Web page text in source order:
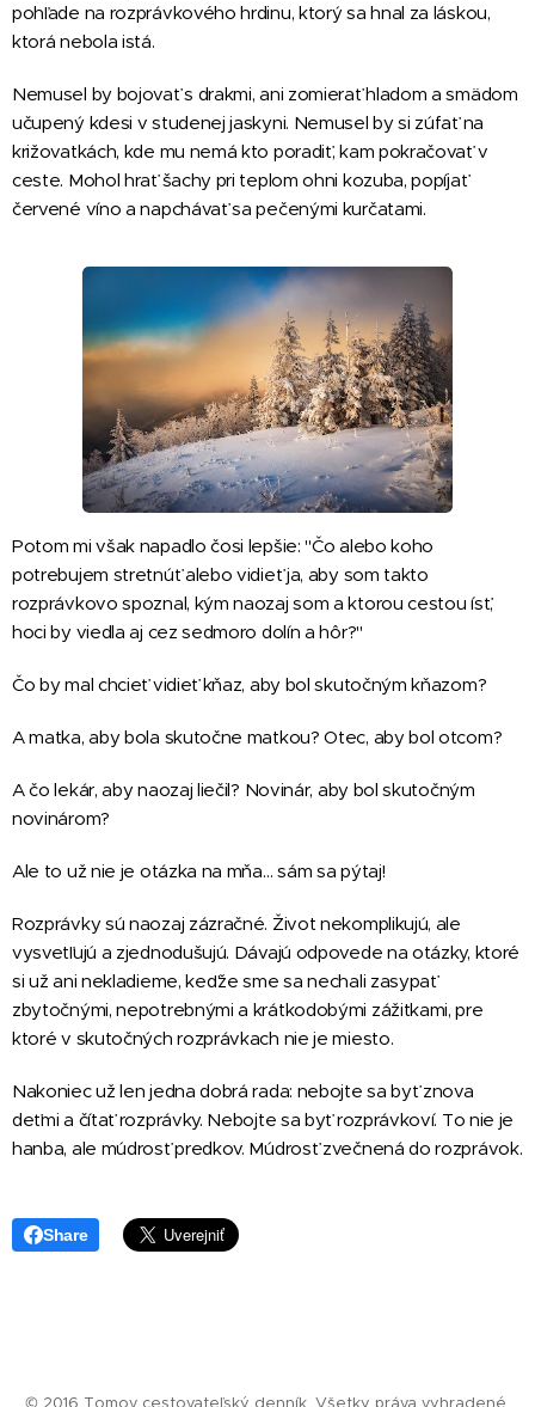
pohľade na rozprávkového hrdinu, ktorý sa hnal za láskou,
ktorá nebola istá.
Nemusel by bojovať s drakmi, ani zomierať hladom a smädom
učupený kdesi v studenej jaskyni. Nemusel by si zúfať na
križovatkách, kde mu nemá kto poradiť, kam pokračovať v
ceste. Mohol hrať šachy pri teplom ohni kozuba, popíjať
červené víno a napchávať sa pečenými kurčatami.
Potom mi však napadlo čosi lepšie: "Čo alebo koho
potrebujem stretnúť alebo vidieť ja, aby som takto
rozprávkovo spoznal, kým naozaj som a ktorou cestou ísť,
hoci by viedla aj cez sedmoro dolín a hôr?"
Čo by mal chcieť vidieť kňaz, aby bol skutočným kňazom?
A matka, aby bola skutočne matkou? Otec, aby bol otcom?
A čo lekár, aby naozaj liečil? Novinár, aby bol skutočným
novinárom?
Ale to už nie je otázka na mňa… sám sa pýtaj!
Rozprávky sú naozaj zázračné. Život nekomplikujú, ale
vysvetľujú a zjednodušujú. Dávajú odpovede na otázky, ktoré
si už ani nekladieme, keďže sme sa nechali zasypať
zbytočnými, nepotrebnými a krátkodobými zážitkami, pre
ktoré v skutočných rozprávkach nie je miesto.
Nakoniec už len jedna dobrá rada: nebojte sa byť znova
deťmi a čítať rozprávky. Nebojte sa byť rozprávkoví. To nie je
hanba, ale múdrosť predkov. Múdrosť zvečnená do rozprávok.
Share
© 2016 Tomov cestovateľský denník. Všetky práva vyhradené.